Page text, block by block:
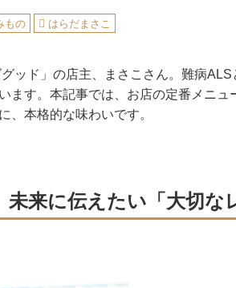
もの はらだまさこ
ッド」の店主、まさこさん。難病
ます。本記事では、お店の定番メニュ
、本格的な味わいです。
来に伝えたい「大切な